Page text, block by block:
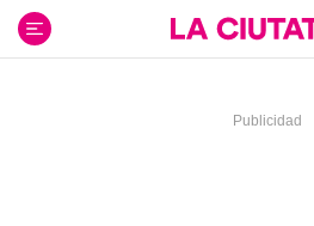
contenido